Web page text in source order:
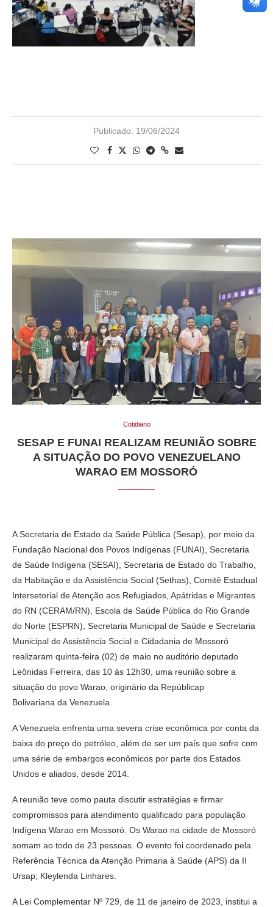
Publicado: 19/06/2024
Cotidiano
SESAP E FUNAI REALIZAM REUNIÃO SOBRE
A SITUAÇÃO DO POVO VENEZUELANO
WARAO EM MOSSORÓ
A Secretaria de Estado da Saúde Pública (Sesap), por meio da
Fundação Nacional dos Povos Indígenas (FUNAI), Secretaria
de Saúde Indígena (SESAI), Secretaria de Estado do Trabalho,
da Habitação e da Assistência Social (Sethas), Comitê Estadual
Intersetorial de Atenção aos Refugiados, Apátridas e Migrantes
do RN (CERAM/RN), Escola de Saúde Pública do Rio Grande
do Norte (ESPRN), Secretaria Municipal de Saúde e Secretaria
Municipal de Assistência Social e Cidadania de Mossoró
realizaram quinta-feira (02) de maio no auditório deputado
Leônidas Ferreira, das 10 às 12h30, uma reunião sobre a
situação do povo Warao, originário da Repúblicap
Bolivariana da Venezuela.
A Venezuela enfrenta uma severa crise econômica por conta da
baixa do preço do petróleo, além de ser um país que sofre com
uma série de embargos econômicos por parte dos Estados
Unidos e aliados, desde 2014.
A reunião teve como pauta discutir estratégias e firmar
compromissos para atendimento qualificado para população
Indígena Warao em Mossoró. Os Warao na cidade de Mossoró
somam ao todo de 23 pessoas. O evento foi coordenado pela
Referência Técnica da Atenção Primaria à Saúde (APS) da II
Ursap; Kleylenda Linhares.
A Lei Complementar Nº 729, de 11 de janeiro de 2023, institui a